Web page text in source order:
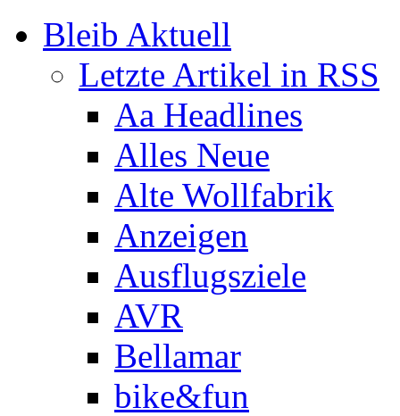
Bleib Aktuell
Letzte Artikel in RSS
Aa Headlines
Alles Neue
Alte Wollfabrik
Anzeigen
Ausflugsziele
AVR
Bellamar
bike&fun